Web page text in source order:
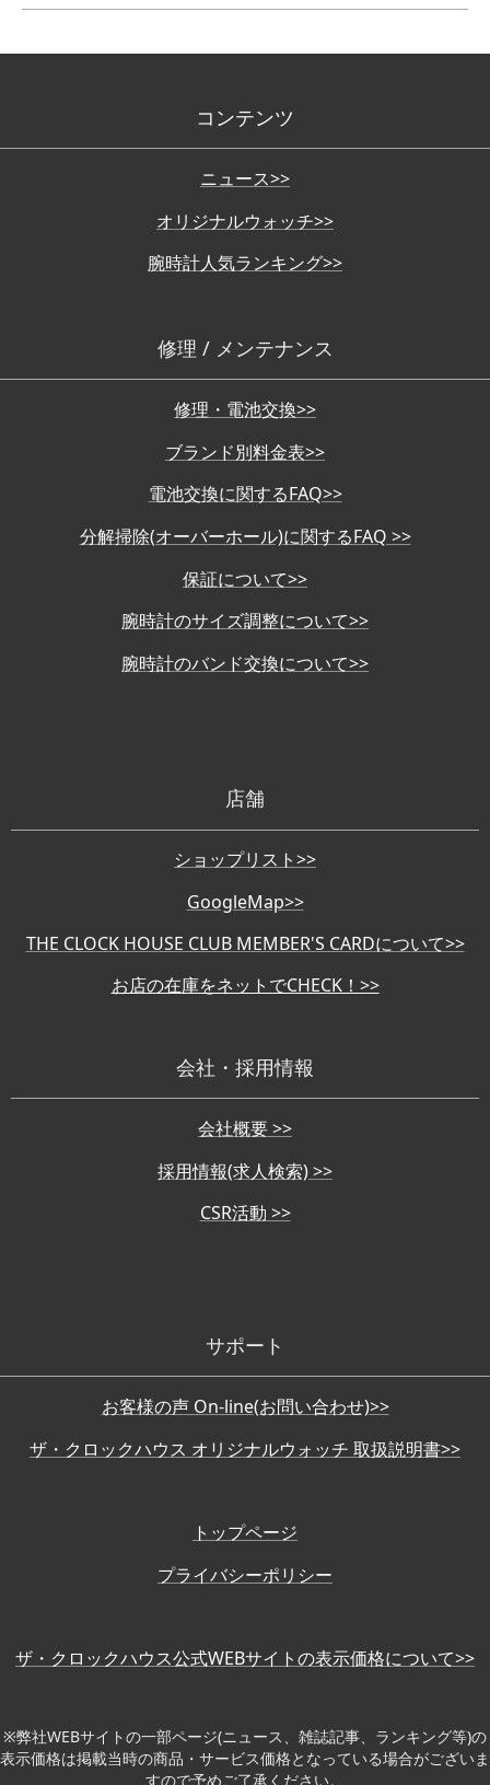
コンテンツ
ニュース>>
オリジナルウォッチ>>
腕時計人気ランキング>>
修理 / メンテナンス
修理・電池交換>>
ブランド別料金表>>
電池交換に関するFAQ>>
分解掃除(オーバーホール)に関するFAQ >>
保証について>>
腕時計のサイズ調整について>>
腕時計のバンド交換について>>
店舗
ショップリスト>>
GoogleMap>>
THE CLOCK HOUSE CLUB MEMBER'S CARDについて>>
お店の在庫をネットでCHECK！>>
会社・採用情報
会社概要 >>
採用情報(求人検索) >>
CSR活動 >>
サポート
お客様の声 On-line(お問い合わせ)>>
ザ・クロックハウス オリジナルウォッチ 取扱説明書>>
トップページ
プライバシーポリシー
ザ・クロックハウス公式WEBサイトの表示価格について>>
※弊社WEBサイトの一部ページ(ニュース、雑誌記事、ランキング等)の
表示価格は掲載当時の商品・サービス価格となっている場合がございま
すので予めご了承ください。